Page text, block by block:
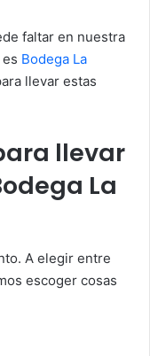
faltar en nuestra
Bodega La
llevar estas
llevar
La
A elegir entre
escoger cosas